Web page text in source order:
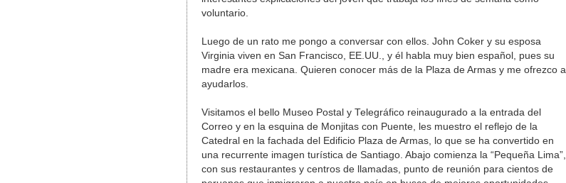
voluntario.
Luego de un rato me pongo a conversar con ellos. John Coker y su esposa
Virginia viven en San Francisco, EE.UU., y él habla muy bien español, pues su
madre era mexicana. Quieren conocer más de la Plaza de Armas y me ofrezco a
ayudarlos.
Visitamos el bello Museo Postal y Telegráfico reinaugurado a la entrada del
Correo y en la esquina de Monjitas con Puente, les muestro el reflejo de la
Catedral en la fachada del Edificio Plaza de Armas, lo que se ha convertido en
una recurrente imagen turística de Santiago. Abajo comienza la “Pequeña Lima”,
con sus restaurantes y centros de llamadas, punto de reunión para cientos de